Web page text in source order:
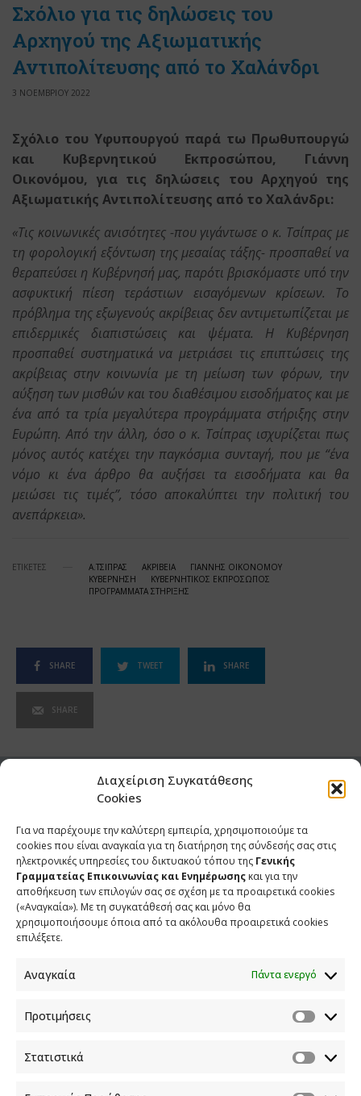
Διαχείριση Συγκατάθεσης
Cookies
Για να παρέχουμε την καλύτερη εμπειρία, χρησιμοποιούμε τα
cookies που είναι αναγκαία για τη διατήρηση της σύνδεσής σας στις
ηλεκτρονικές υπηρεσίες του δικτυακού τόπου της Γενικής
Γραμματείας Επικοινωνίας και Ενημέρωσης και για την
αποθήκευση των επιλογών σας σε σχέση με τα προαιρετικά cookies
(«Αναγκαία»). Με τη συγκατάθεσή σας και μόνο θα
χρησιμοποιήσουμε όποια από τα ακόλουθα προαιρετικά cookies
επιλέξετε.
Αναγκαία Πάντα ενεργό
Προτιμήσεις
Στατιστικά
Σχόλιο για τις δηλώσεις του
Αρχηγού της Αξιωματικής
Αντιπολίτευσης από το Χαλάνδρι
3 ΝΟΕΜΒΡΙΟΥ 2022
Σχόλιο του Υφυπουργού παρά τω Πρωθυπουργώ
και Κυβερνητικού Εκπροσώπου, Γιάννη
Οικονόμου, για τις δηλώσεις του Αρχηγού της
Αξιωματικής Αντιπολίτευσης από το Χαλάνδρι:
«Τις κοινωνικές ανισότητες -που γιγάντωσε ο κ. Τσίπρας με
τη φορολογική εξόντωση της μεσαίας τάξης- προσπαθεί να
θεραπεύσει η Κυβέρνησή μας, παρότι βρισκόμαστε υπό την
ασφυκτική πίεση τεράστιων εισαγόμενων κρίσεων. Το
πρόβλημα της εξωγενούς ακρίβειας δεν αντιμετωπίζεται με
επιδερμικές διαπιστώσεις και ψέματα. Η Κυβέρνηση
προσπαθεί συστηματικά να μετριάσει τις επιπτώσεις της
ακρίβειας στην κοινωνία με τη μείωση των φόρων, την
αύξηση των μισθών και του διαθέσιμου εισοδήματος και με
ένα από τα τρία μεγαλύτερα προγράμματα στήριξης στην
Ευρώπη. Από την άλλη, όσο ο κ. Τσίπρας ισχυρίζεται πως
μόνος αυτός κατέχει την παγκόσμια συνταγή, που με “ένα
νόμο κι ένα άρθρο θα αυξήσει τα εισοδήματα και θα
μειώσει τις τιμές”, τόσο αποκαλύπτει την πολιτική του
ανεπάρκεια».
ΕΤΙΚΕΤΕΣ Α.ΤΣΙΠΡΑΣ ΑΚΡΙΒΕΙΑ
ΓΙΑΝΝΗΣ ΟΙΚΟΝΟΜΟΥ
ΚΥΒΕΡΝΗΣΗ
ΚΥΒΕΡΝΗΤΙΚΟΣ ΕΚΠΡΟΣΩΠΟΣ
ΠΡΟΓΡΑΜΜΑΤΑ ΣΤΗΡΙΞΗΣ
SHARE TWEET SHARE
SHARE
ΣΧΕΤΙΚΑ ΑΡΘΡΑ
Άρθρο του Υφυπουργού παρά τω Πρωθυπουργώ και
Κυβερνητικού Εκπροσώπου στην εφημερίδα ΠΡΩΤΟ ΘΕΜΑ
9 ΑΥΓΟΥΣΤΟΥ 2026
Ανάρτηση του Υφυπουργού παρά τω Πρωθυπουργώ και
Κυβερνητικού Εκπροσώπου Παύλου Μαρινάκη*
Πρωθυπουργώ και Κυβερνητικού Εκπροσώπου στον
31 ΙΟΥΛΙΟΥ 2026
Σημεία συνέντευξης του Υφυπουργού παρά τω